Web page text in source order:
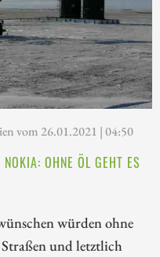
vom 26.01.2021 | 04:50
OHNE ÖL GEHT ES
würden ohne
und letztlich